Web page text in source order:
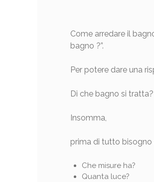
Come arredare il
bagno ?”.
Per potere dare una
Di che bagno si tratta?
Insomma,
prima di tutto bisogno
Che misure ha?
Quanta luce?